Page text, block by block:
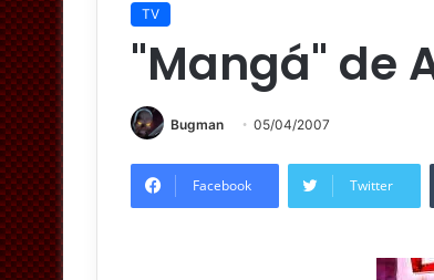
TV
"Mangá" de
Bugman 05/04/2007
Facebook Twitter